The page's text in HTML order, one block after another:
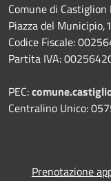
Comune di
Piazza del
Codice Fiscale:
Partita IVA:
PEC:
Centralino Unico:
Prenotazione